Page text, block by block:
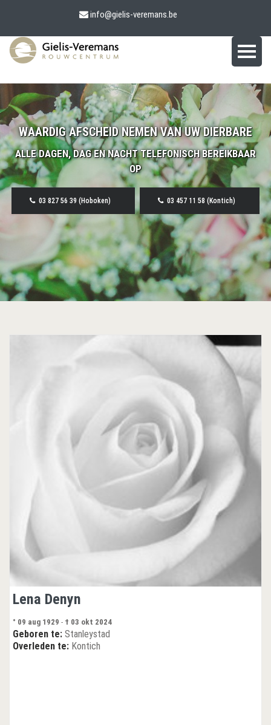
info@gielis-veremans.be
WAARDIG AFSCHEID NEMEN VAN UW DIERBARE
ALLE DAGEN, DAG EN NACHT TELEFONISCH BEREIKBAAR
OP
03 827 56 39 (Hoboken) 03 457 11 58 (Kontich)
Lena Denyn
° 09 aug 1929 - † 03 okt 2024
Geboren te: Stanleystad
Overleden te: Kontich